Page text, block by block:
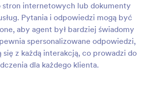
stron internetowych lub dokumenty
Pytania i odpowiedzi mogą być
aby agent był bardziej świadomy
spersonalizowane odpowiedzi,
z każdą interakcją, co prowadzi do
dla każdego klienta.